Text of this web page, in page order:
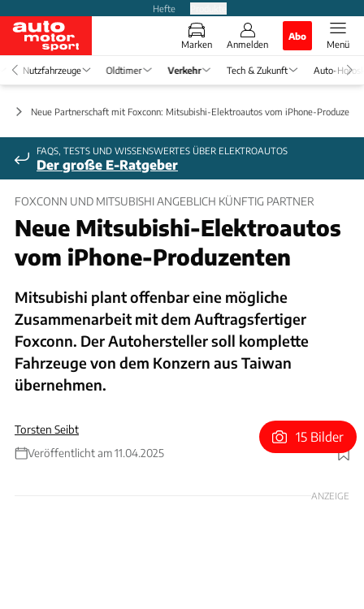
Hefte
Marken Anmelden
Abo
Menü
Nutzfahrzeuge Oldtimer Verkehr Tech & Zukunft Auto-
Neue Partnerschaft mit Foxconn: Mitsubishi-Elektroautos vom iPhone-
FAQS, TESTS UND WISSENSWERTES ÜBER ELEKTROAUTOS
Der große E-Ratgeber
FOXCONN UND MITSUBISHI ANGEBLICH KÜNFTIG PARTNER
Neue Mitsubishi-Elektroautos
vom iPhone-Produzenten
Mitsubishi plant offenbar eine mögliche
Zusammenarbeit mit dem Auftragsfertiger
Foxconn. Der Autohersteller soll komplette
Fahrzeuge von dem Konzern aus Taiwan
übernehmen.
Torsten Seibt
Veröffentlicht am 11.04.2025
Foto: Foxconn
15 Bilder
ANZEIGE